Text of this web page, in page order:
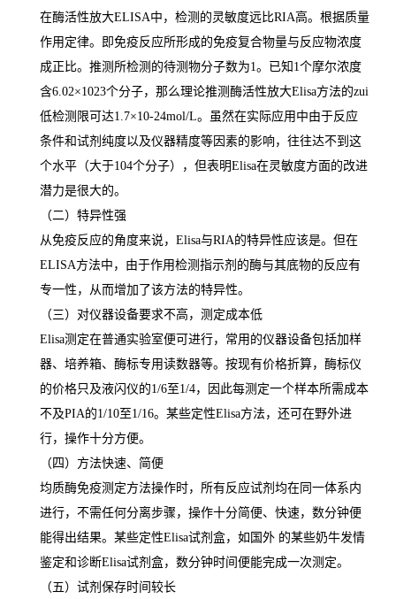
在酶活性放大ELISA中，检测的灵敏度远比RIA高。根据质量
作用定律。即免疫反应所形成的免疫复合物量与反应物浓度
成正比。推测所检测的待测物分子数为1 。已知 1 个摩尔浓度
含6.02×1023个分子，那么理论推测酶活性放大Elisa方法的zui
低检测限可达1.7×10-24mol/L。虽然在实际应用中由于反应
条件和试剂纯度以及仪器精度等因素的影响，往往达不到这
个水平（大于104个分子），但表明Elisa在灵敏度方面的改进
潜力是很大的。
（二）特异性强
从免疫反应的角度来说， Elisa与RIA的特异性应该是。但在
ELISA方法中，由于作用检测指示剂的酶与其底物的反应有
专一性，从而增加了该方法的特异性。
（三）对仪器设备要求不高，测定成本低
Elisa测定在普通实验室便可进行，常用的仪器设备包括加样
器、培养箱、酶标专用读数器等。按现有价格折算，酶标仪
的价格只及液闪仪的1/6至1/4，因此每测定一个样本所需成本
不及PIA的1/10至1/16。某些定性Elisa方法，还可在野外进
行，操作十分方便。
（四）方法快速、简便
均质酶免疫测定方法操作时，所有反应试剂均在同一体系内
进行，不需任何分离步骤，操作十分简便、快速，数分钟便
能得出结果。某些定性Elisa试剂盒，如国外 的某些奶牛发情
鉴定和诊断Elisa试剂盒，数分钟时间便能完成一次测定。
（五）试剂保存时间较长